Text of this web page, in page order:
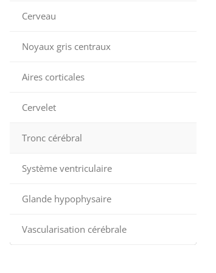
Cerveau
Noyaux gris centraux
Aires corticales
Cervelet
Tronc cérébral
Système ventriculaire
Glande hypophysaire
Vascularisation cérébrale